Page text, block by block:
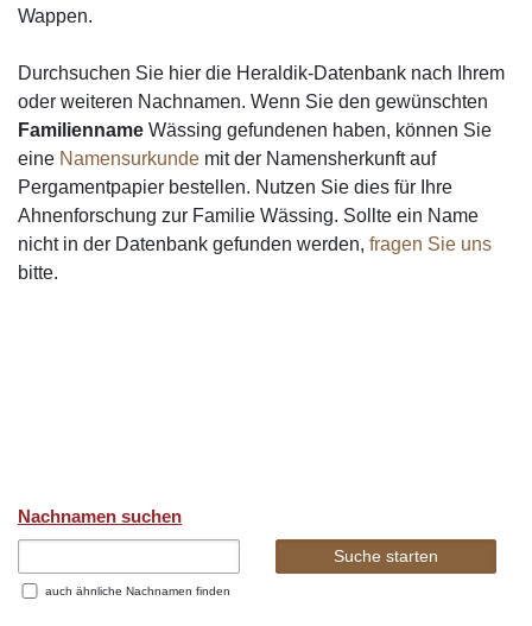
Wappen.
Durchsuchen Sie hier die Heraldik-Datenbank nach Ihrem
oder weiteren Nachnamen. Wenn Sie den gewünschten
Familienname Wässing gefundenen haben, können Sie
eine Namensurkunde mit der Namensherkunft auf
Pergamentpapier bestellen. Nutzen Sie dies für Ihre
Ahnenforschung zur Familie Wässing. Sollte ein Name
nicht in der Datenbank gefunden werden, fragen Sie uns
bitte.
Nachnamen suchen
auch ähnliche Nachnamen finden